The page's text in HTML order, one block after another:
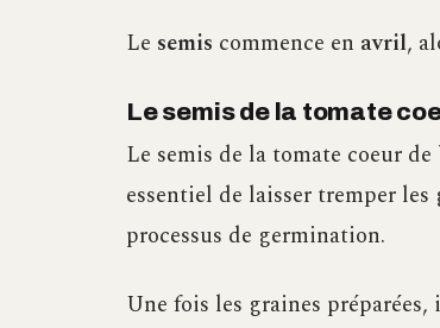
Le semis commence en avril,
Le semis de la tomate
Le semis de la tomate coeur
essentiel de laisser tremper
processus de germination.
Une fois les graines